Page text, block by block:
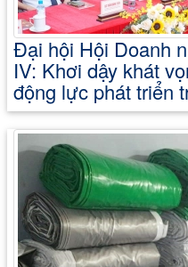
Đại hội Hội Doanh
IV: Khơi dậy khát
động lực phát triển